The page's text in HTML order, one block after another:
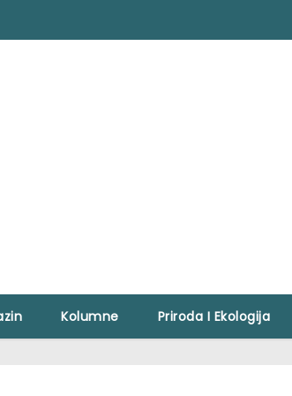
Kolumne Priroda I Ekologija